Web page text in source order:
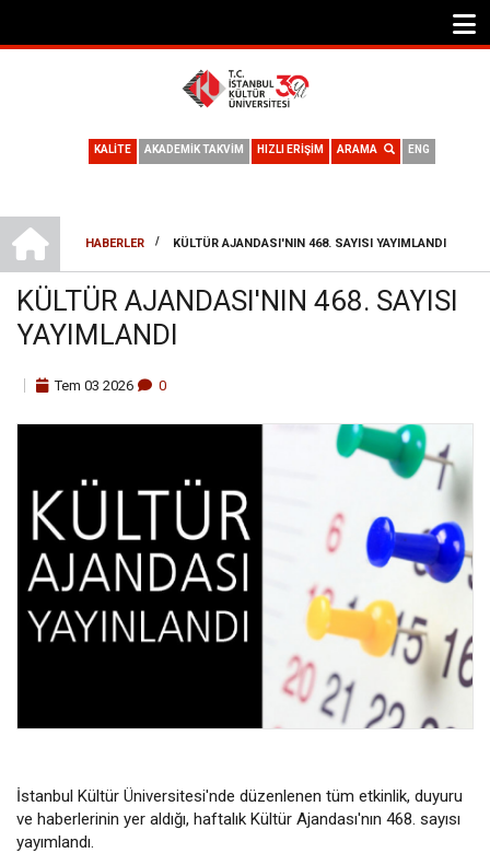
ENG
ARAMA
HIZLI ERİŞİM
AKADEMİK TAKVİM
KALİTE
SAYFA
YOLU
HABERLER
/ KÜLTÜR AJANDASI'NIN 468. SAYISI YAYIMLANDI
KÜLTÜR AJANDASI'NIN 468. SAYISI
YAYIMLANDI
Tem 03 2026 0
İstanbul Kültür Üniversitesi'nde düzenlenen tüm etkinlik, duyuru
ve haberlerinin yer aldığı, haftalık Kültür Ajandası'nın 468. sayısı
yayımlandı.